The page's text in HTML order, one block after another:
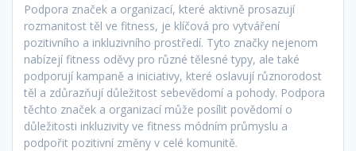
Podpora značek a organizací, které aktivně prosazují
rozmanitost těl ve fitness, je klíčová pro vytváření
pozitivního a inkluzivního prostředí. Tyto značky nejenom
nabízejí fitness oděvy pro různé tělesné typy, ale také
podporují kampaně a iniciativy, které oslavují různorodost
těl a zdůrazňují důležitost sebevědomí a pohody. Podpora
těchto značek a organizací může posílit povědomí o
důležitosti inkluzivity ve fitness módním průmyslu a
podpořit pozitivní změny v celé komunitě.